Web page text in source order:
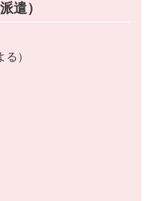
エステ
人材紹介
案件
！
遣）
）